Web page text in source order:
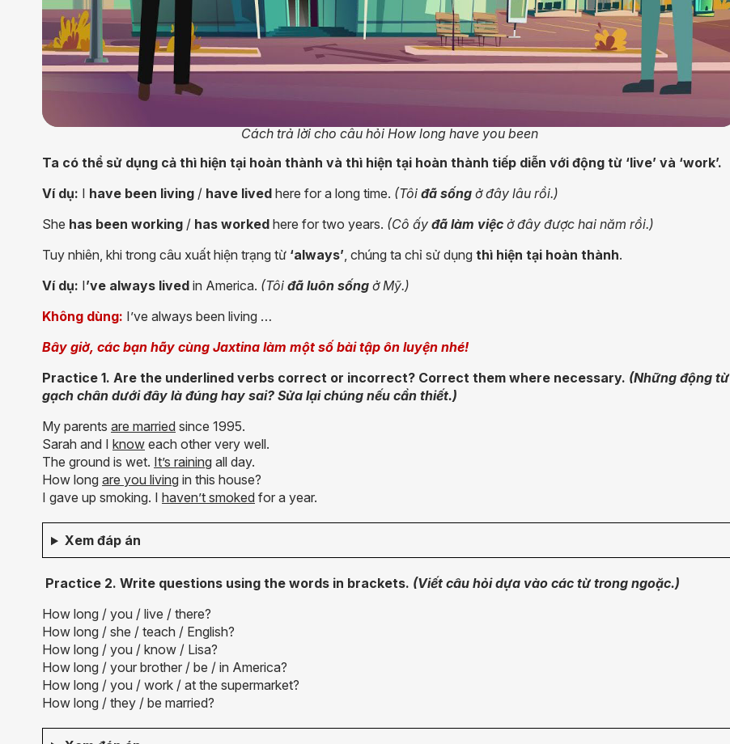
Cách trả lời cho câu hỏi How long have you been
Ta có thể sử dụng cả thì hiện tại hoàn thành và thì hiện tại hoàn thành tiếp diễn với động từ ‘live’ và ‘work’.
Ví dụ: I have been living / have lived here for a long time. (Tôi đã sống ở đây lâu rồi.)
She has been working / has worked here for two years. (Cô ấy đã làm việc ở đây được hai năm rồi.)
Tuy nhiên, khi trong câu xuất hiện trạng từ ‘always’, chúng ta chỉ sử dụng thì hiện tại hoàn thành.
Ví dụ: I’ve always lived in America. (Tôi đã luôn sống ở Mỹ.)
Không dùng: I’ve always been living …
Bây giờ, các bạn hãy cùng Jaxtina làm một số bài tập ôn luyện nhé!
Practice 1. Are the underlined verbs correct or incorrect? Correct them where necessary. (Những động từ
gạch chân dưới đây là đúng hay sai? Sửa lại chúng nếu cần thiết.)
My parents are married since 1995.
Sarah and I know each other very well.
The ground is wet. It’s raining all day.
How long are you living in this house?
I gave up smoking. I haven’t smoked for a year.
Xem đáp án
Practice 2. Write questions using the words in brackets. (Viết câu hỏi dựa vào các từ trong ngoặc.)
How long / you / live / there?
How long / she / teach / English?
How long / you / know / Lisa?
How long / your brother / be / in America?
How long / you / work / at the supermarket?
How long / they / be married?